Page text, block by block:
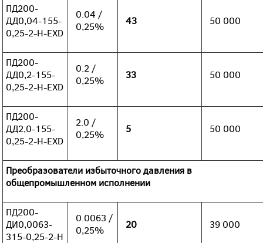
ПД200-
ДД0,04-155-
0,25-2-Н-ЕХD
0.04 /
0,25%
43 50 000
ПД200-
ДД0,2-155-
0,25-2-Н-ЕХD
0.2 /
0,25%
33 50 000
ПД200-
ДД2,0-155-
0,25-2-Н-ЕХD
2.0 /
0,25%
5 50 000
Преобразователи избыточного давления в
общепромышленном исполнении
ПД200-
ДИ0,0063-
315-0,25-2-Н
0.0063 /
0,25%
20 39 000